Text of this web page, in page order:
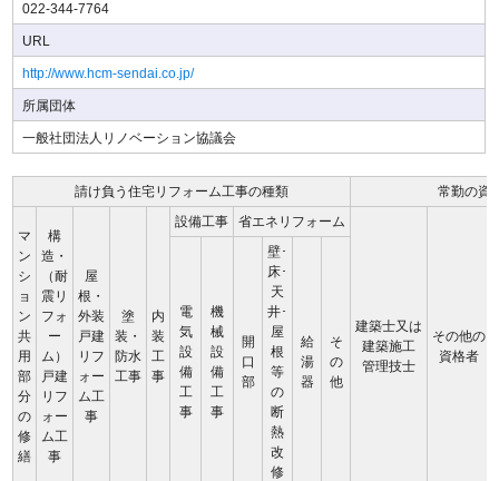
022-344-7764
URL
http://www.hcm-sendai.co.jp/
所属団体
一般社団法人リノベーション協議会
請け負う住宅リフォーム工事の種類 常勤の資
マ
ン
シ
ョ
ン
共
用
部
分
の
修
繕
構
造・
（耐
震リ
フォ
ー
ム）
戸建
リフ
ォー
ム工
事
屋
根・
外装
戸建
リフ
ォー
ム工
事
塗
装・
防水
工事
内
装
工
事
設備工事 省エネリフォーム
建築士又は
建築施工
管理技士
その他の
資格者
電
気
設
備
工
事
機
械
設
備
工
事
開
口
部
壁･
床･
天
井･
屋
根
等
の
断
熱
改
修
給
湯
器
そ
の
他